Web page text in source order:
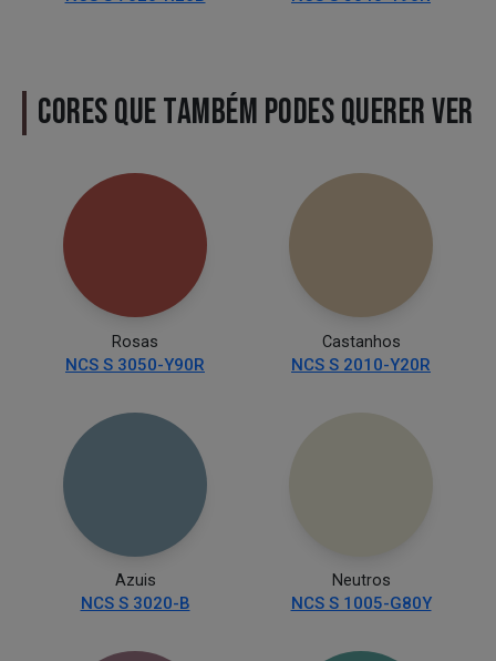
CORES QUE TAMBÉM PODES QUERER VER
Rosas
NCS S 3050-Y90R
Castanhos
NCS S 2010-Y20R
Azuis
NCS S 3020-B
Neutros
NCS S 1005-G80Y